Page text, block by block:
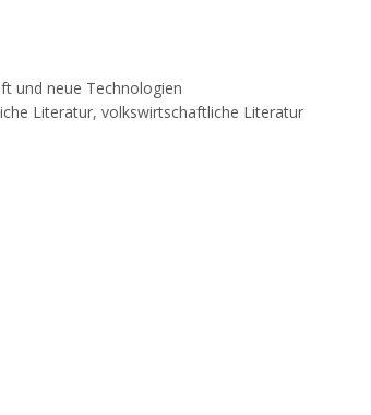
und neue Technologien
Literatur, volkswirtschaftliche Literatur